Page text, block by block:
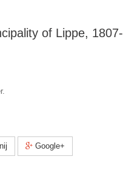
of Lippe, 1807-
Google+